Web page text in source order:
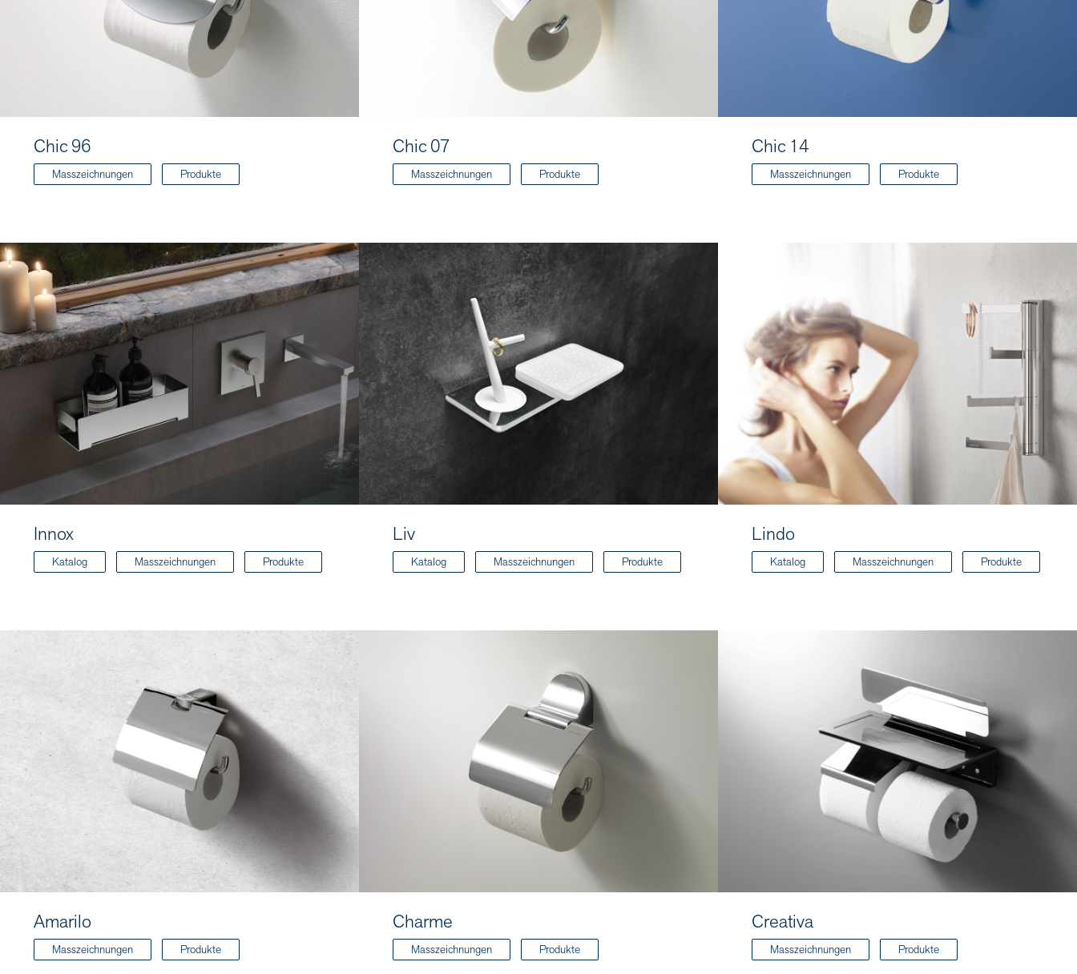
Chic 96
Masszeichnungen Produkte
Chic 07
Masszeichnungen Produkte
Chic 14
Masszeichnungen Produkte
Innox
Katalog Masszeichnungen Produkte
Liv
Katalog Masszeichnungen Produkte
Lindo
Katalog Masszeichnungen Produkte
Amarilo
Masszeichnungen Produkte
Charme
Masszeichnungen Produkte
Creativa
Masszeichnungen Produkte